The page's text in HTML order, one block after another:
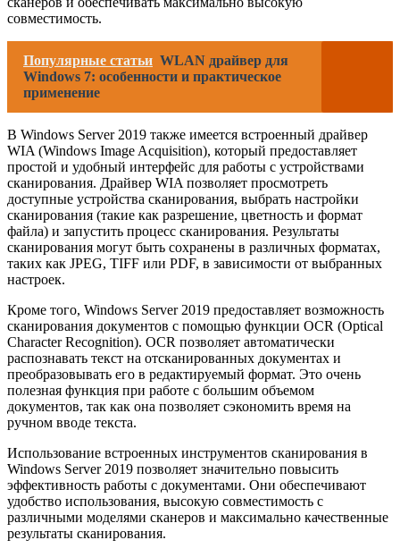
совместимость.
Популярные статьи WLAN драйвер для
Windows 7: особенности и практическое
применение
В Windows Server 2019 также имеется встроенный драйвер
WIA (Windows Image Acquisition), который предоставляет
простой и удобный интерфейс для работы с устройствами
сканирования. Драйвер WIA позволяет просмотреть
доступные устройства сканирования, выбрать настройки
сканирования (такие как разрешение, цветность и формат
файла) и запустить процесс сканирования. Результаты
сканирования могут быть сохранены в различных форматах,
таких как JPEG, TIFF или PDF, в зависимости от выбранных
настроек.
Кроме того, Windows Server 2019 предоставляет возможность
сканирования документов с помощью функции OCR (Optical
Character Recognition). OCR позволяет автоматически
распознавать текст на отсканированных документах и
преобразовывать его в редактируемый формат. Это очень
полезная функция при работе с большим объемом
документов, так как она позволяет сэкономить время на
ручном вводе текста.
Использование встроенных инструментов сканирования в
Windows Server 2019 позволяет значительно повысить
эффективность работы с документами. Они обеспечивают
удобство использования, высокую совместимость с
различными моделями сканеров и максимально качественные
результаты сканирования.